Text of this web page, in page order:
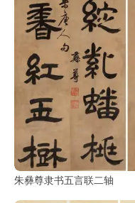
朱彝尊隶书五言联二轴